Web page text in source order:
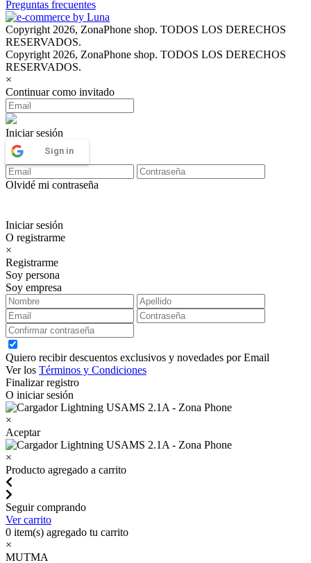
Preguntas frecuentes
Copyright 2026, ZonaPhone shop. TODOS LOS DERECHOS
RESERVADOS.
Copyright 2026, ZonaPhone shop. TODOS LOS DERECHOS
RESERVADOS.
×
Continuar como invitado
Iniciar sesión
Sign in
Olvidé mi contraseña
Iniciar sesión
O registrarme
×
Registrarme
Soy persona
Soy empresa
Quiero recibir descuentos exclusivos y novedades por Email
Ver los Términos y Condiciones
Finalizar registro
O iniciar sesión
×
Aceptar
×
Producto agregado a carrito
Seguir comprando
Ver carrito
0 item(s) agregado tu carrito
×
MUTMA